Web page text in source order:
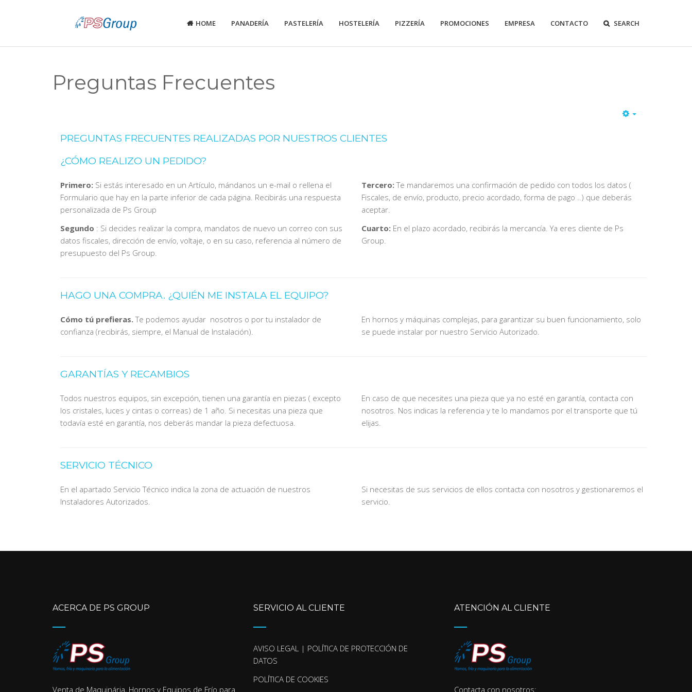
HOME PANADERÍA PASTELERÍA HOSTELERÍA PIZZERÍA PROMOCIONES EMPRESA CONTACTO SEARCH
Preguntas Frecuentes
PREGUNTAS FRECUENTES REALIZADAS POR NUESTROS CLIENTES
¿CÓMO REALIZO UN PEDIDO?
Primero: Si estás interesado en un Artículo, mándanos un e-mail o rellena el
Formulario que hay en la parte inferior de cada página. Recibirás una respuesta
personalizada de Ps Group
Segundo : Si decides realizar la compra, mandatos de nuevo un correo con sus
datos fiscales, dirección de envío, voltaje, o en su caso, referencia al número de
presupuesto del Ps Group.
Tercero:Te mandaremos una confirmación de pedido con todos los datos (
Fiscales, de envío, producto, precio acordado, forma de pago ..) que deberás
aceptar.
Cuarto: En el plazo acordado, recibirás la mercancía.Ya eres cliente de Ps
Group.
HAGO UNA COMPRA. ¿QUIÉN ME INSTALA EL EQUIPO?
Cómo tú prefieras.Te podemos ayudar nosotros o por tu instalador de
confianza (recibirás, siempre, el Manual de Instalación).
En hornos y máquinas complejas, para garantizar su buen funcionamiento, solo
se puede instalar por nuestro Servicio Autorizado.
GARANTÍAS Y RECAMBIOS
Todos nuestros equipos, sin excepción, tienen una garantía en piezas ( excepto
los cristales, luces y cintas o correas) de 1 año. Si necesitas una pieza que
todavía esté en garantía, nos deberás mandar la pieza defectuosa.
En caso de que necesites una pieza que ya no esté en garantía, contacta con
nosotros. Nos indicas la referencia y te lo mandamos por el transporte que tú
elijas.
SERVICIO TÉCNICO
En el apartado Servicio Técnico indica la zona de actuación de nuestros
Instaladores Autorizados.
Si necesitas de sus servicios de ellos contacta con nosotros y gestionaremos el
servicio.
ACERCA DE PS GROUP
Venta de Maquinária, Hornos y Equipos de Frío para
SERVICIO AL CLIENTE
AVISO LEGAL | POLÍTICA DE PROTECCIÓN DE
DATOS
POLÍTICA DE COOKIES
ATENCIÓN AL CLIENTE
Contacta con nosotros: